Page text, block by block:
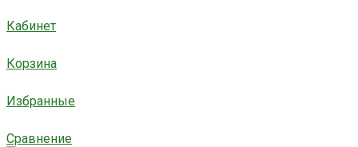
Кабинет
Корзина
Избранные
Сравнение